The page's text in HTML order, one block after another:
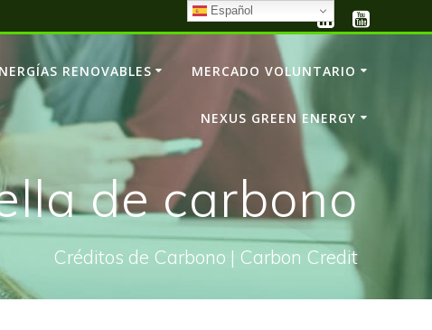
RENOVABLES MERCADO VOLUNTARIO
NEXUS GREEN ENERGY
de carbono
Créditos de Carbono | Carbon Credit
Español